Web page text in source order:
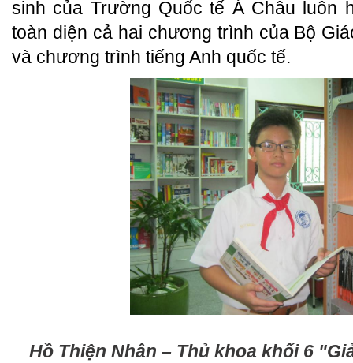
sinh của Trường Quốc tế Á Châu luôn
toàn diện cả hai chương trình của Bộ
và chương trình tiếng Anh quốc tế.
Hồ Thiện Nhân – Thủ khoa khối 6